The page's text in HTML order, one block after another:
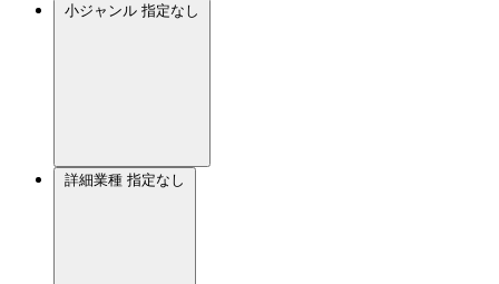
小ジャンル 指定なし
詳細業種 指定なし